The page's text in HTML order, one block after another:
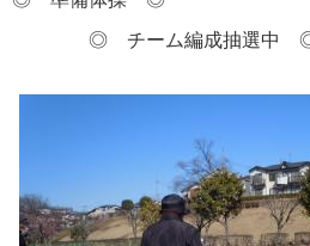
◎ チーム編成抽選中